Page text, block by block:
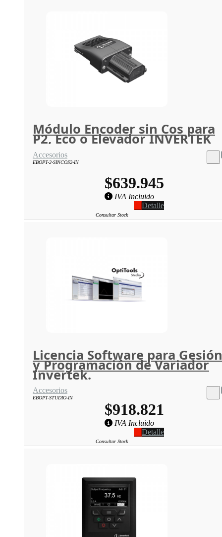
Módulo Encoder sin Cos para
P2, Eco o Elevador INVERTEK
Accesorios
EBOPT-2-SINCOS2-IN
$639.945
IVA Incluido
Detalle
Consultar Stock
Licencia Software para Gesión
y Programación de Variador
Invertek.
Accesorios
EBOPT-STUDIO-IN
$918.821
IVA Incluido
Detalle
Consultar Stock